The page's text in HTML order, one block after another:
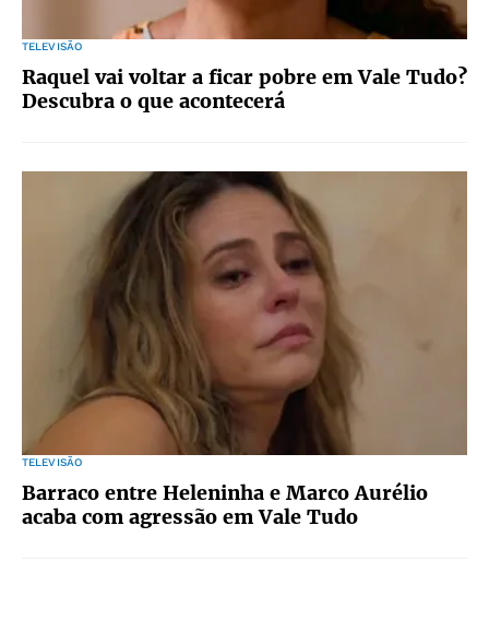
TELEVISÃO
Raquel vai voltar a ficar pobre em Vale Tudo?
Descubra o que acontecerá
TELEVISÃO
Barraco entre Heleninha e Marco Aurélio
acaba com agressão em Vale Tudo